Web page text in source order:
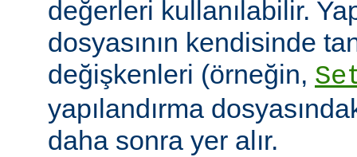
değerleri kullanılabilir.
dosyasının kendisinde
değişkenleri (örneğin,
yapılandırma
daha sonra yer alır.